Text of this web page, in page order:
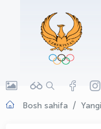
Bosh sahifa
OLYMPCHIK AI
Onlayn · olympic.uz